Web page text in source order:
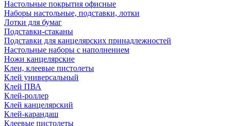
Настольные покрытия офисные
Наборы настольные, подставки, лотки
Лотки для бумаг
Подставки-стаканы
Подставки для канцелярских принадлежностей
Настольные наборы с наполнением
Ножи канцелярские
Клеи, клеевые пистолеты
Клей универсальный
Клей ПВА
Клей-роллер
Клей канцелярский
Клей-карандаш
Клеевые пистолеты